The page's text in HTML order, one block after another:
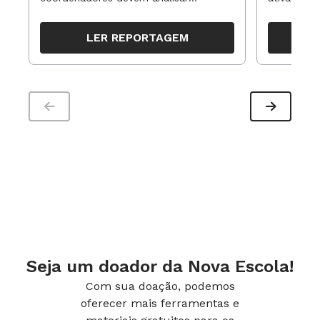
aqui.
organizar ações para orientar o
trabalho pedagógico ao longo do
período
LER REPORTAGEM
propostas
Seja um doador da Nova Escola!
Com sua doação, podemos
oferecer mais ferramentas e